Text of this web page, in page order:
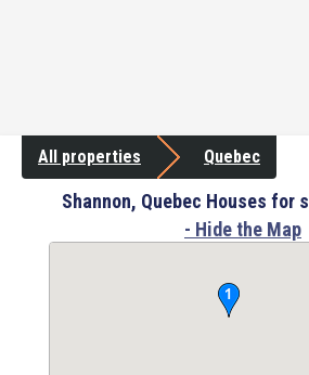
All properties Quebec
Shannon, Quebec Houses for
- Hide the Map